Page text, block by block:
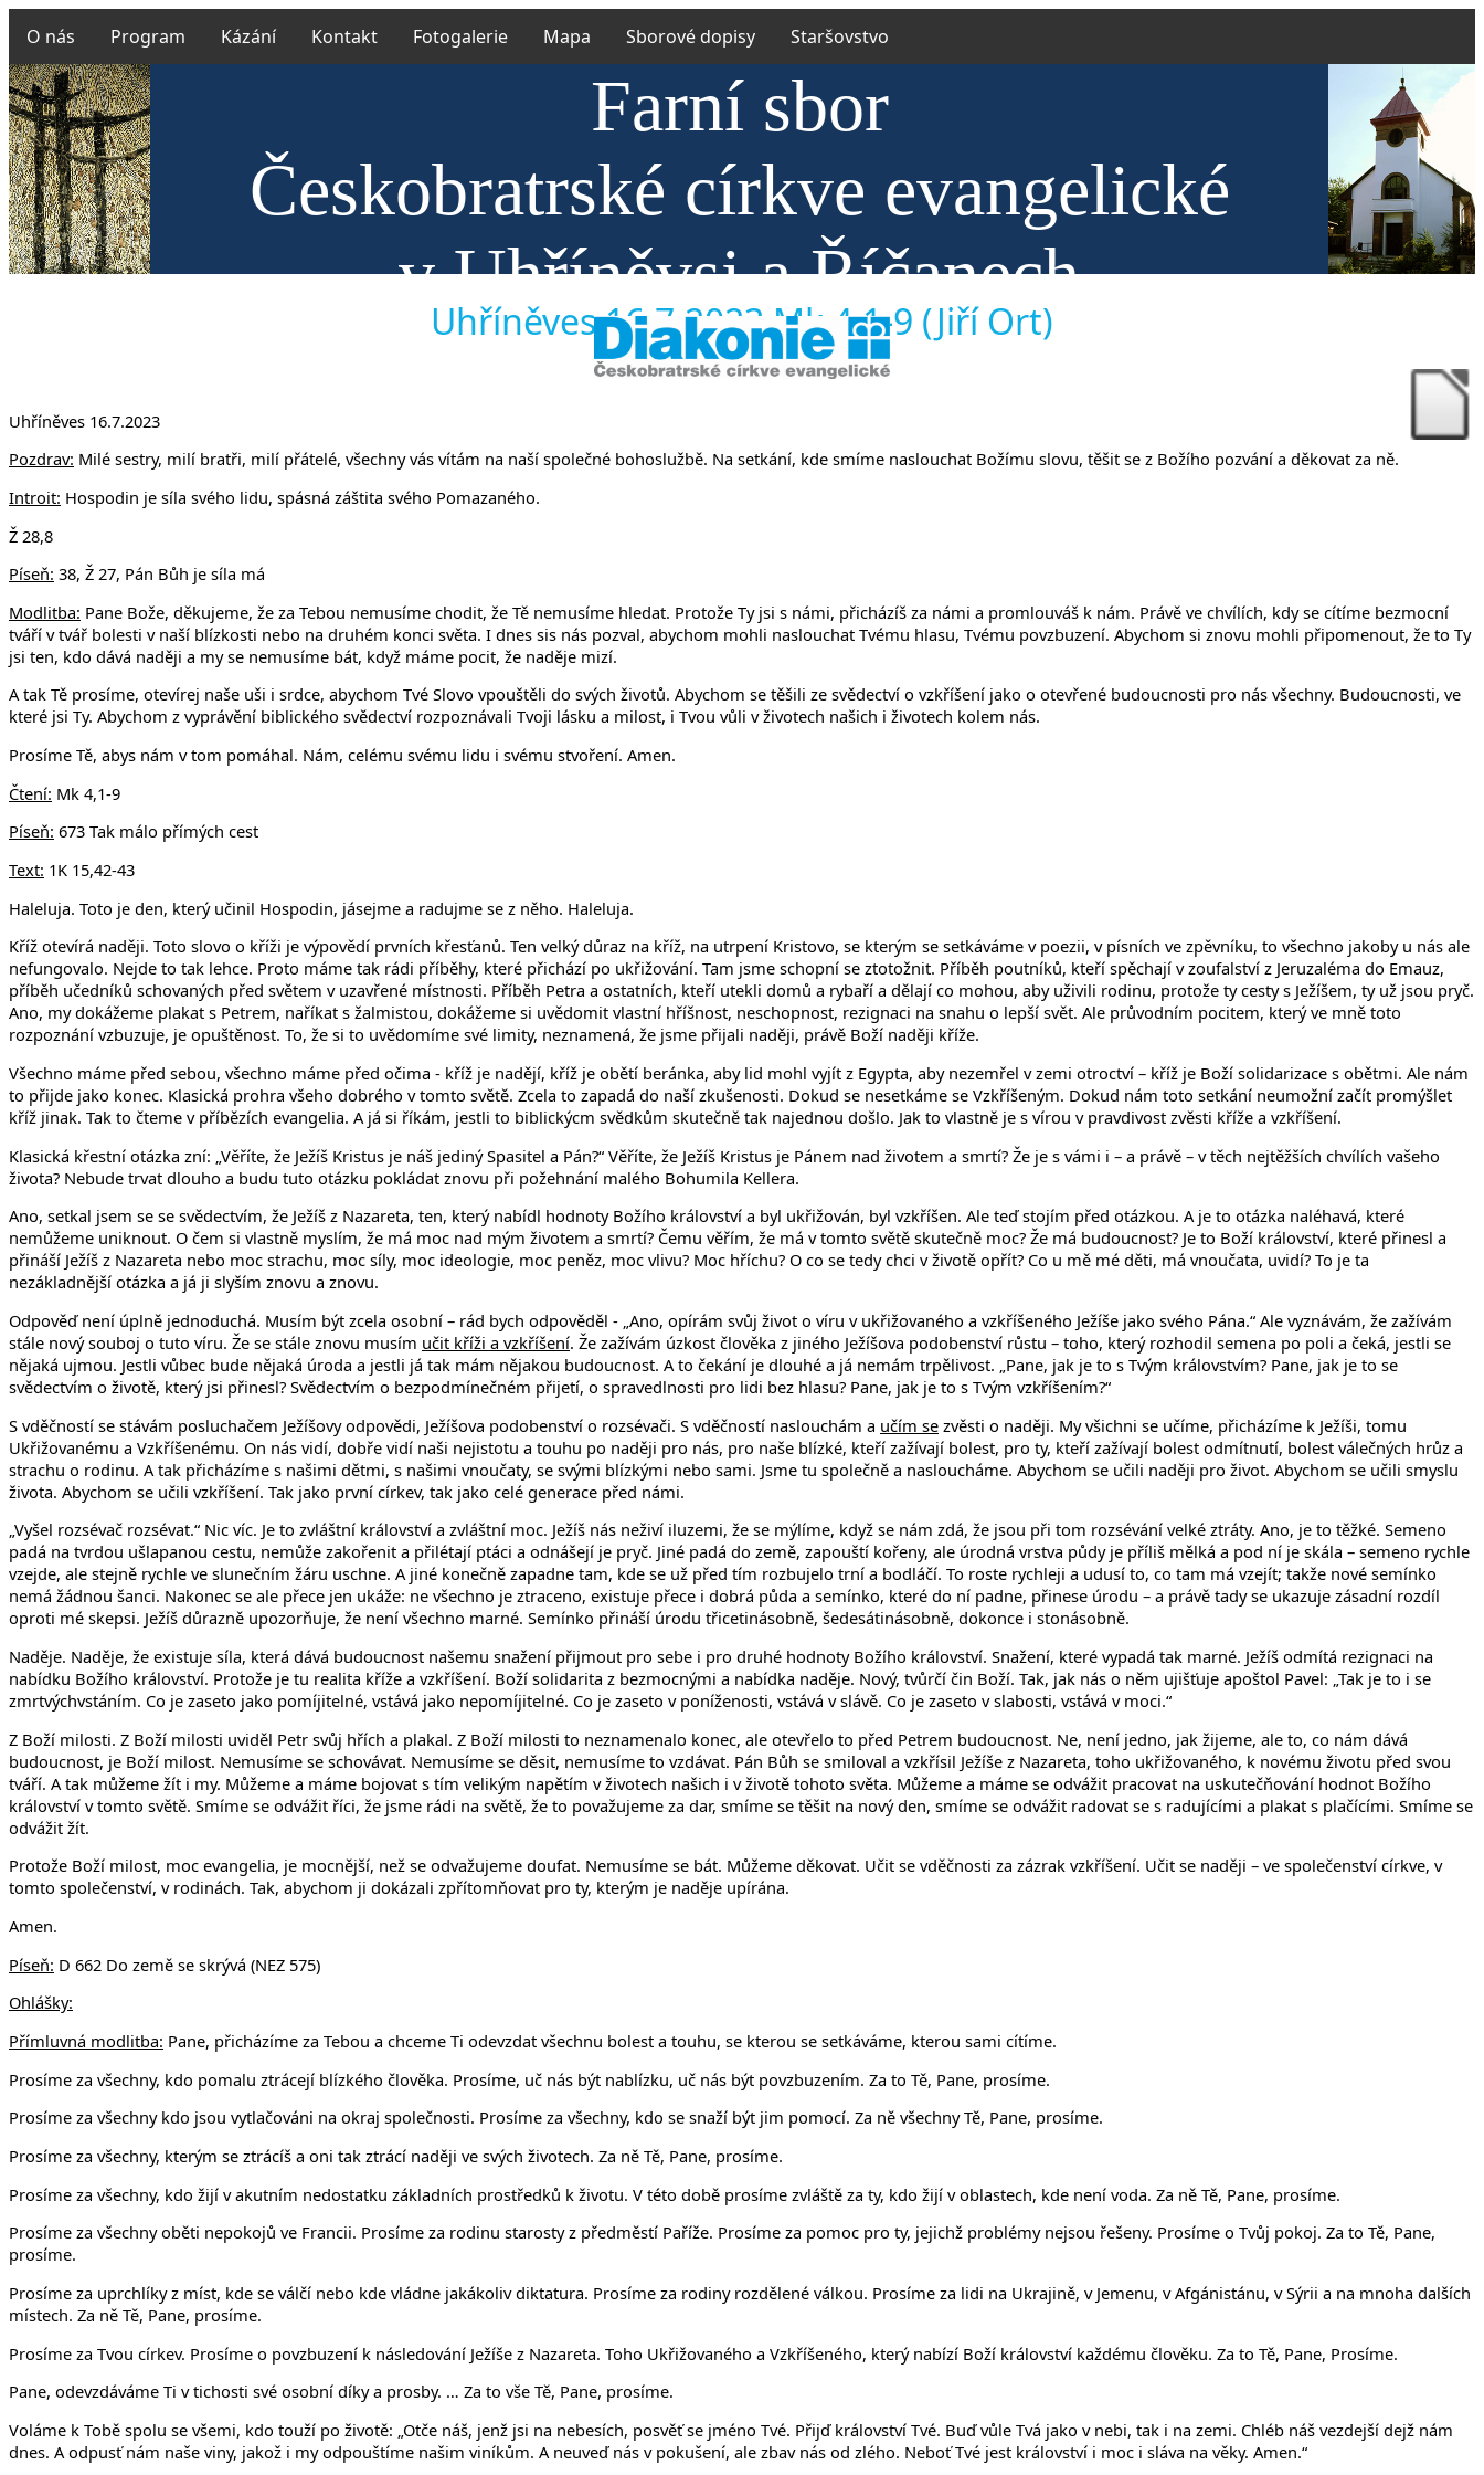
O nás Program Kázání Kontakt Fotogalerie Mapa Sborové dopisy Staršovstvo
Farní sbor
Českobratrské církve evangelické
v Uhříněvsi a Říčanech
Uhříněves 16.7.2023 Mk 4,1-9 (Jiří Ort)
Uhříněves 16.7.2023
Pozdrav: Milé sestry, milí bratři, milí přátelé, všechny vás vítám na naší společné bohoslužbě. Na setkání, kde smíme naslouchat Božímu slovu, těšit se z Božího pozvání a děkovat za ně.
Introit: Hospodin je síla svého lidu, spásná záštita svého Pomazaného.
Ž 28,8
Píseň: 38, Ž 27, Pán Bůh je síla má
Modlitba: Pane Bože, děkujeme, že za Tebou nemusíme chodit, že Tě nemusíme hledat. Protože Ty jsi s námi, přicházíš za námi a promlouváš k nám. Právě ve chvílích, kdy se cítíme bezmocní
tváří v tvář bolesti v naší blízkosti nebo na druhém konci světa. I dnes sis nás pozval, abychom mohli naslouchat Tvému hlasu, Tvému povzbuzení. Abychom si znovu mohli připomenout, že to Ty
jsi ten, kdo dává naději a my se nemusíme bát, když máme pocit, že naděje mizí.
A tak Tě prosíme, otevírej naše uši i srdce, abychom Tvé Slovo vpouštěli do svých životů. Abychom se těšili ze svědectví o vzkříšení jako o otevřené budoucnosti pro nás všechny. Budoucnosti, ve
které jsi Ty. Abychom z vyprávění biblického svědectví rozpoznávali Tvoji lásku a milost, i Tvou vůli v životech našich i životech kolem nás.
Prosíme Tě, abys nám v tom pomáhal. Nám, celému svému lidu i svému stvoření. Amen.
Čtení: Mk 4,1-9
Píseň: 673 Tak málo přímých cest
Text: 1K 15,42-43
Haleluja. Toto je den, který učinil Hospodin, jásejme a radujme se z něho. Haleluja.
Kříž otevírá naději. Toto slovo o kříži je výpovědí prvních křesťanů. Ten velký důraz na kříž, na utrpení Kristovo, se kterým se setkáváme v poezii, v písních ve zpěvníku, to všechno jakoby u nás ale
nefungovalo. Nejde to tak lehce. Proto máme tak rádi příběhy, které přichází po ukřižování. Tam jsme schopní se ztotožnit. Příběh poutníků, kteří spěchají v zoufalství z Jeruzaléma do Emauz,
příběh učedníků schovaných před světem v uzavřené místnosti. Příběh Petra a ostatních, kteří utekli domů a rybaří a dělají co mohou, aby uživili rodinu, protože ty cesty s Ježíšem, ty už jsou pryč.
Ano, my dokážeme plakat s Petrem, naříkat s žalmistou, dokážeme si uvědomit vlastní hříšnost, neschopnost, rezignaci na snahu o lepší svět. Ale průvodním pocitem, který ve mně toto
rozpoznání vzbuzuje, je opuštěnost. To, že si to uvědomíme své limity, neznamená, že jsme přijali naději, právě Boží naději kříže.
Všechno máme před sebou, všechno máme před očima - kříž je nadějí, kříž je obětí beránka, aby lid mohl vyjít z Egypta, aby nezemřel v zemi otroctví – kříž je Boží solidarizace s obětmi. Ale nám
to přijde jako konec. Klasická prohra všeho dobrého v tomto světě. Zcela to zapadá do naší zkušenosti. Dokud se nesetkáme se Vzkříšeným. Dokud nám toto setkání neumožní začít promýšlet
kříž jinak. Tak to čteme v příbězích evangelia. A já si říkám, jestli to biblickýcm svědkům skutečně tak najednou došlo. Jak to vlastně je s vírou v pravdivost zvěsti kříže a vzkříšení.
Klasická křestní otázka zní: „Věříte, že Ježíš Kristus je náš jediný Spasitel a Pán?“ Věříte, že Ježíš Kristus je Pánem nad životem a smrtí? Že je s vámi i – a právě – v těch nejtěžších chvílích vašeho
života? Nebude trvat dlouho a budu tuto otázku pokládat znovu při požehnání malého Bohumila Kellera.
Ano, setkal jsem se se svědectvím, že Ježíš z Nazareta, ten, který nabídl hodnoty Božího království a byl ukřižován, byl vzkříšen. Ale teď stojím před otázkou. A je to otázka naléhavá, které
nemůžeme uniknout. O čem si vlastně myslím, že má moc nad mým životem a smrtí? Čemu věřím, že má v tomto světě skutečně moc? Že má budoucnost? Je to Boží království, které přinesl a
přináší Ježíš z Nazareta nebo moc strachu, moc síly, moc ideologie, moc peněz, moc vlivu? Moc hříchu? O co se tedy chci v životě opřít? Co u mě mé děti, má vnoučata, uvidí? To je ta
nezákladnější otázka a já ji slyším znovu a znovu.
Odpověď není úplně jednoduchá. Musím být zcela osobní – rád bych odpověděl - „Ano, opírám svůj život o víru v ukřižovaného a vzkříšeného Ježíše jako svého Pána.“ Ale vyznávám, že zažívám
stále nový souboj o tuto víru. Že se stále znovu musím učit kříži a vzkříšení. Že zažívám úzkost člověka z jiného Ježíšova podobenství růstu – toho, který rozhodil semena po poli a čeká, jestli se
nějaká ujmou. Jestli vůbec bude nějaká úroda a jestli já tak mám nějakou budoucnost. A to čekání je dlouhé a já nemám trpělivost. „Pane, jak je to s Tvým královstvím? Pane, jak je to se
svědectvím o životě, který jsi přinesl? Svědectvím o bezpodmínečném přijetí, o spravedlnosti pro lidi bez hlasu? Pane, jak je to s Tvým vzkříšením?“
S vděčností se stávám posluchačem Ježíšovy odpovědi, Ježíšova podobenství o rozsévači. S vděčností naslouchám a učím se zvěsti o naději. My všichni se učíme, přicházíme k Ježíši, tomu
Ukřižovanému a Vzkříšenému. On nás vidí, dobře vidí naši nejistotu a touhu po naději pro nás, pro naše blízké, kteří zažívají bolest, pro ty, kteří zažívají bolest odmítnutí, bolest válečných hrůz a
strachu o rodinu. A tak přicházíme s našimi dětmi, s našimi vnoučaty, se svými blízkými nebo sami. Jsme tu společně a nasloucháme. Abychom se učili naději pro život. Abychom se učili smyslu
života. Abychom se učili vzkříšení. Tak jako první církev, tak jako celé generace před námi.
„Vyšel rozsévač rozsévat.“ Nic víc. Je to zvláštní království a zvláštní moc. Ježíš nás neživí iluzemi, že se mýlíme, když se nám zdá, že jsou při tom rozsévání velké ztráty. Ano, je to těžké. Semeno
padá na tvrdou ušlapanou cestu, nemůže zakořenit a přilétají ptáci a odnášejí je pryč. Jiné padá do země, zapouští kořeny, ale úrodná vrstva půdy je příliš mělká a pod ní je skála – semeno rychle
vzejde, ale stejně rychle ve slunečním žáru uschne. A jiné konečně zapadne tam, kde se už před tím rozbujelo trní a bodláčí. To roste rychleji a udusí to, co tam má vzejít; takže nové semínko
nemá žádnou šanci. Nakonec se ale přece jen ukáže: ne všechno je ztraceno, existuje přece i dobrá půda a semínko, které do ní padne, přinese úrodu – a právě tady se ukazuje zásadní rozdíl
oproti mé skepsi. Ježíš důrazně upozorňuje, že není všechno marné. Semínko přináší úrodu třicetinásobně, šedesátinásobně, dokonce i stonásobně.
Naděje. Naděje, že existuje síla, která dává budoucnost našemu snažení přijmout pro sebe i pro druhé hodnoty Božího království. Snažení, které vypadá tak marné. Ježíš odmítá rezignaci na
nabídku Božího království. Protože je tu realita kříže a vzkříšení. Boží solidarita z bezmocnými a nabídka naděje. Nový, tvůrčí čin Boží. Tak, jak nás o něm ujišťuje apoštol Pavel: „Tak je to i se
zmrtvýchvstáním. Co je zaseto jako pomíjitelné, vstává jako nepomíjitelné. Co je zaseto v poníženosti, vstává v slávě. Co je zaseto v slabosti, vstává v moci.“
Z Boží milosti. Z Boží milosti uviděl Petr svůj hřích a plakal. Z Boží milosti to neznamenalo konec, ale otevřelo to před Petrem budoucnost. Ne, není jedno, jak žijeme, ale to, co nám dává
budoucnost, je Boží milost. Nemusíme se schovávat. Nemusíme se děsit, nemusíme to vzdávat. Pán Bůh se smiloval a vzkřísil Ježíše z Nazareta, toho ukřižovaného, k novému životu před svou
tváří. A tak můžeme žít i my. Můžeme a máme bojovat s tím velikým napětím v životech našich i v životě tohoto světa. Můžeme a máme se odvážit pracovat na uskutečňování hodnot Božího
království v tomto světě. Smíme se odvážit říci, že jsme rádi na světě, že to považujeme za dar, smíme se těšit na nový den, smíme se odvážit radovat se s radujícími a plakat s plačícími. Smíme se
odvážit žít.
Protože Boží milost, moc evangelia, je mocnější, než se odvažujeme doufat. Nemusíme se bát. Můžeme děkovat. Učit se vděčnosti za zázrak vzkříšení. Učit se naději – ve společenství církve, v
tomto společenství, v rodinách. Tak, abychom ji dokázali zpřítomňovat pro ty, kterým je naděje upírána.
Amen.
Píseň: D 662 Do země se skrývá (NEZ 575)
Ohlášky:
Přímluvná modlitba: Pane, přicházíme za Tebou a chceme Ti odevzdat všechnu bolest a touhu, se kterou se setkáváme, kterou sami cítíme.
Prosíme za všechny, kdo pomalu ztrácejí blízkého člověka. Prosíme, uč nás být nablízku, uč nás být povzbuzením. Za to Tě, Pane, prosíme.
Prosíme za všechny kdo jsou vytlačováni na okraj společnosti. Prosíme za všechny, kdo se snaží být jim pomocí. Za ně všechny Tě, Pane, prosíme.
Prosíme za všechny, kterým se ztrácíš a oni tak ztrácí naději ve svých životech. Za ně Tě, Pane, prosíme.
Prosíme za všechny, kdo žijí v akutním nedostatku základních prostředků k životu. V této době prosíme zvláště za ty, kdo žijí v oblastech, kde není voda. Za ně Tě, Pane, prosíme.
Prosíme za všechny oběti nepokojů ve Francii. Prosíme za rodinu starosty z předměstí Paříže. Prosíme za pomoc pro ty, jejichž problémy nejsou řešeny. Prosíme o Tvůj pokoj. Za to Tě, Pane,
prosíme.
Prosíme za uprchlíky z míst, kde se válčí nebo kde vládne jakákoliv diktatura. Prosíme za rodiny rozdělené válkou. Prosíme za lidi na Ukrajině, v Jemenu, v Afgánistánu, v Sýrii a na mnoha dalších
místech. Za ně Tě, Pane, prosíme.
Prosíme za Tvou církev. Prosíme o povzbuzení k následování Ježíše z Nazareta. Toho Ukřižovaného a Vzkříšeného, který nabízí Boží království každému člověku. Za to Tě, Pane, Prosíme.
Pane, odevzdáváme Ti v tichosti své osobní díky a prosby. … Za to vše Tě, Pane, prosíme.
Voláme k Tobě spolu se všemi, kdo touží po životě: „Otče náš, jenž jsi na nebesích, posvěť se jméno Tvé. Přijď království Tvé. Buď vůle Tvá jako v nebi, tak i na zemi. Chléb náš vezdejší dejž nám
dnes. A odpusť nám naše viny, jakož i my odpouštíme našim viníkům. A neuveď nás v pokušení, ale zbav nás od zlého. Neboť Tvé jest království i moc i sláva na věky. Amen.“